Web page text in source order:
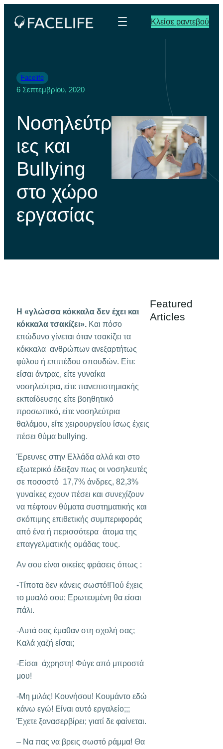
Κλείσε ραντεβού
Facelife
6 Σεπτεμβρίου, 2020
Νοσηλεύτρ
ιες και
Bullying
στο χώρο
εργασίας
Η «γλώσσα κόκκαλα δεν έχει και
κόκκαλα τσακίζει».Και πόσο
επώδυνο γίνεται όταν τσακίζει τα
κόκκαλα ανθρώπων ανεξαρτήτως
φύλου ή επιπέδου σπουδών. Είτε
είσαι άντρας, είτε γυναίκα
νοσηλεύτρια, είτε πανεπιστημιακής
εκπαίδευσης είτε βοηθητικό
προσωπικό, είτε νοσηλεύτρια
θαλάμου, είτε χειρουργείου ίσως έχεις
πέσει θύμα bullying.
Έρευνες στην Ελλάδα αλλά και στο
εξωτερικό έδειξαν πως οι νοσηλευτές
σε ποσοστό 17,7% άνδρες, 82,3%
γυναίκες εχουν πέσει και συνεχίζουν
να πέφτουν θύματα συστηματικής και
σκόπιμης επιθετικής συμπεριφοράς
από ένα ή περισσότερα άτομα της
επαγγελματικής ομάδας τους.
Aν σου είναι οικείες φράσεις όπως :
-Τίποτα δεν κάνεις σωστό!Πού έχεις
το μυαλό σου; Ερωτευμένη θα είσαι
πάλι.
-Αυτά σας έμαθαν στη σχολή σας;
Καλά χαζή είσαι;
-Είσαι άχρηστη! Φύγε από μπροστά
μου!
-Μη μιλάς! Κουνήσου! Κουμάντο εδώ
κάνω εγώ! Είναι αυτό εργαλείο;;;
Έχετε ξανασερβίρει; γιατί δε φαίνεται.
– Να πας να βρεις σωστό ράμμα! Θα
Featured
Articles